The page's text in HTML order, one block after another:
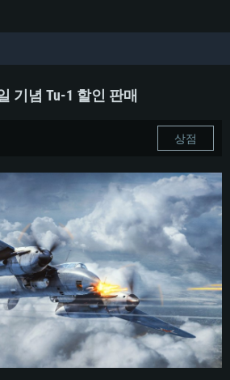
기념 Tu-1 할인 판매
상점